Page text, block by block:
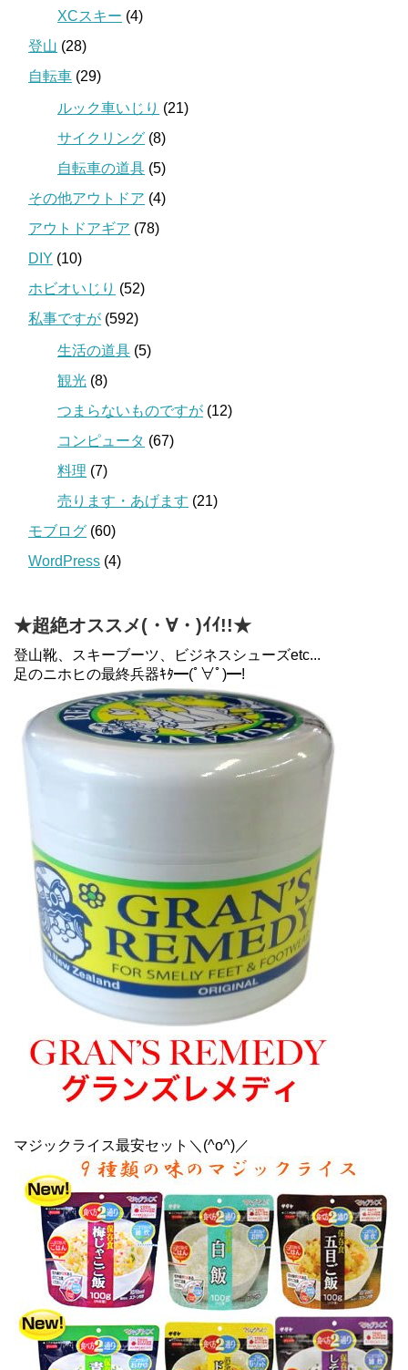
XCスキー (4)
登山 (28)
自転車 (29)
ルック車いじり (21)
サイクリング (8)
自転車の道具 (5)
その他アウトドア (4)
アウトドアギア (78)
DIY (10)
ホビオいじり (52)
私事ですが (592)
生活の道具 (5)
観光 (8)
つまらないものですが (12)
コンピュータ (67)
料理 (7)
売ります・あげます (21)
モブログ (60)
WordPress (4)
★超絶オススメ(・∀・)ｲｲ!!★
登山靴、スキーブーツ、ビジネスシューズetc...
足のニホヒの最終兵器ｷﾀ━(ﾟ∀ﾟ)━!
マジックライス最安セット＼(^o^)／